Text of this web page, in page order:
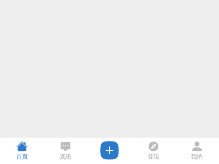
首頁 資訊 發現 我的